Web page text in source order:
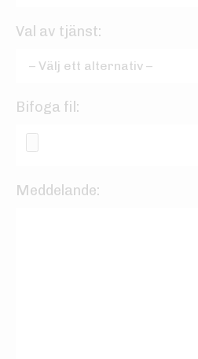
Val av tjänst:
Bifoga fil:
Meddelande: